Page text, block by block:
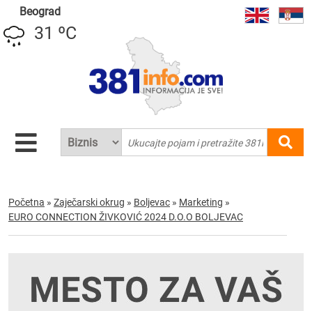
Beograd
31 ºC
Početna » Zaječarski okrug » Boljevac » Marketing »
EURO CONNECTION ŽIVKOVIĆ 2024 D.O.O BOLJEVAC